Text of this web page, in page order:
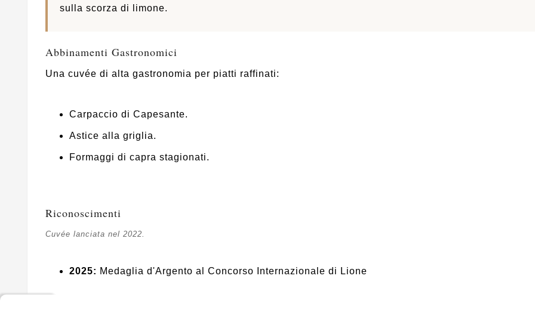
sulla scorza di limone.
Abbinamenti Gastronomici
Una cuvée di alta gastronomia per piatti raffinati:
Carpaccio di Capesante.
Astice alla griglia.
Formaggi di capra stagionati.
Riconoscimenti
Cuvée lanciata nel 2022.
2025: Medaglia d'Argento al Concorso Internazionale di Lione